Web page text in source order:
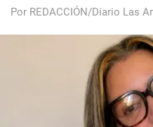
Por REDACCIÓN/Diario Las